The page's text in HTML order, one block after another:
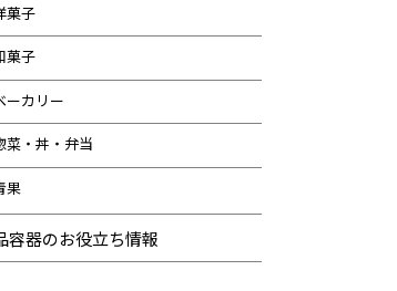
菓子
菓子
ーカリー
菜・丼・弁当
果
容器のお役立ち情報